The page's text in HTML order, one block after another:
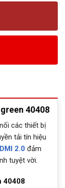
40408
các thiết bị
tải tín hiệu
2.0 đảm
tuyệt vời.
40408